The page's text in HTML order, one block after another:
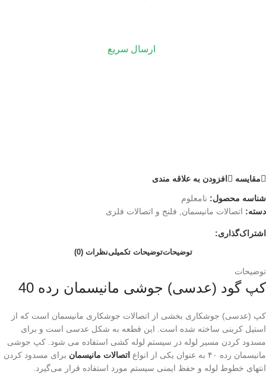
ارسال سریع
مقايسه افزودن به علاقه مندی
شناسه محصول: نامعلوم
دسته: اتصالات مانیسمان, فلنج و اتصالات فلزی
اشتراک‌گذاری:
توضیحاتتوضیحات تکمیلینظرات (0)
توضیحات
کپ گود (عدسی) جوشی مانیسمان رده 40
کپ (عدسی) جوشکاری بخشی از اتصالات جوشکاری مانیسمان است که از
استیل کربنی ساخته شده است. این قطعه به شکل عدسی است و برای
مسدود کردن مسیر لوله در سیستم لوله کشی استفاده می شود. کپ جوشی
مانیسمان رده ۴۰ به عنوان یکی از انواع
اتصالات مانیسمان برای مسدود کردن
انتهای خطوط لوله و حفظ ایمنی سیستم مورد استفاده قرار می‌گیرد.